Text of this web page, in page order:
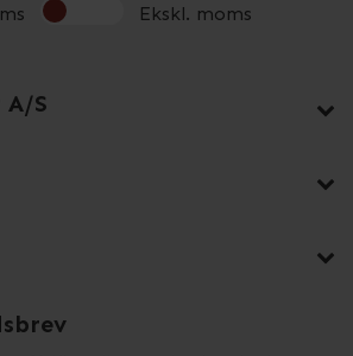
Ekskl. moms
S